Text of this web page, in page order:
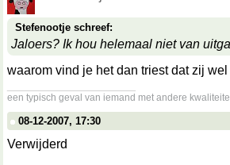
Stefenootje schreef:
Jaloers? Ik hou helemaal niet van
waarom vind je het dan triest dat zij
een typisch geval van iemand met andere
08-12-2007, 17:30
Verwijderd